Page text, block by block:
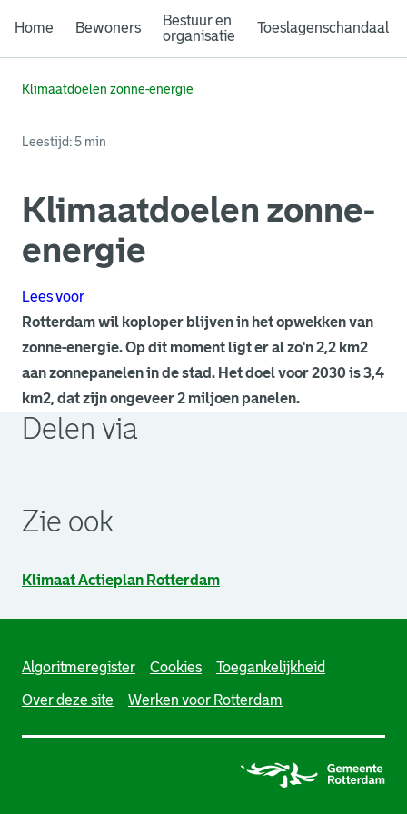
Home Bewoners
Bestuur en
organisatie
Toeslagenschandaal
Klimaatdoelen zonne-energie
Leestijd: 5 min
Klimaatdoelen zonne-
energie
Lees voor
Rotterdam wil koploper blijven in het opwekken van
zonne-energie. Op dit moment ligt er al zo'n 2,2 km2
aan zonnepanelen in de stad. Het doel voor 2030 is 3,4
km2, dat zijn ongeveer 2 miljoen panelen.
Delen via
Zie ook
Klimaat Actieplan Rotterdam
Algoritmeregister Cookies Toegankelijkheid
Over deze site Werken voor Rotterdam